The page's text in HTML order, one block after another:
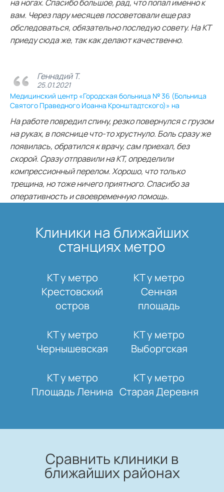
на ногах. Спасибо большое, рад, что попал именно к
вам. Через пару месяцев посоветовали еще раз
обследоваться, обязательно последую совету. На КТ
приеду сюда же, так как делают качественно.
Геннадий Т.
25.01.2021
Медицинский центр «Городская больница № 36 (Больница
Святого Праведного Иоанна Кронштадтского)» на
На работе повредил спину, резко повернулся с грузом
на руках, в пояснице что-то хрустнуло. Боль сразу же
появилась, обратился к врачу, сам приехал, без
скорой. Сразу отправили на КТ, определили
компрессионный перелом. Хорошо, что только
трещина, но тоже ничего приятного. Спасибо за
оперативность и своевременную помощь.
Клиники на ближайших
станциях метро
КТ у метро
Крестовский
остров
КТ у метро
Чернышевская
КТ у метро
Площадь Ленина
КТ у метро
Сенная
площадь
КТ у метро
Выборгская
КТ у метро
Старая Деревня
Сравнить клиники в
ближайших районах